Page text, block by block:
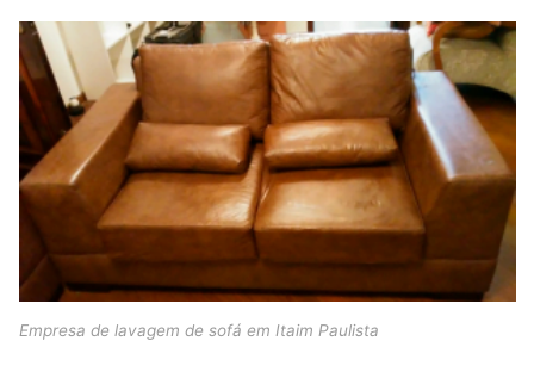
Empresa de lavagem de sofá em Itaim Paulista